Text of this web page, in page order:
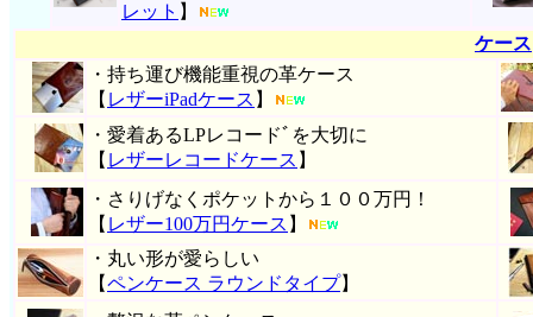
レット 】
ケース
・持ち運び機能重視の革ケース
【 レザーiPadケース 】
・愛着あるLPレコードﾞを大切に
【 レザーレコードケース 】
・さりげなくポケットから１００万円！
【 レザー100万円ケース 】
・丸い形が愛らしい
【ペンケース ラウンドタイプ】